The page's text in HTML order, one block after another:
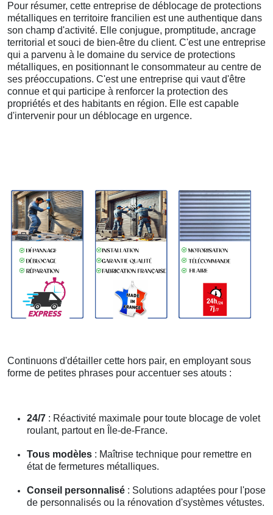
Pour résumer, cette entreprise de déblocage de protections
métalliques en territoire francilien est une authentique dans
son champ d'activité. Elle conjugue, promptitude, ancrage
territorial et souci de bien-être du client. C'est une entreprise
qui a parvenu à le domaine du service de protections
métalliques, en positionnant le consommateur au centre de
ses préoccupations. C'est une entreprise qui vaut d'être
connue et qui participe à renforcer la protection des
propriétés et des habitants en région. Elle est capable
d'intervenir pour un déblocage en urgence.
Continuons d'détailler cette hors pair, en employant sous
forme de petites phrases pour accentuer ses atouts :
24/7 : Réactivité maximale pour toute blocage de volet
roulant, partout en Île-de-France.
Tous modèles : Maîtrise technique pour remettre en
état de fermetures métalliques.
Conseil personnalisé : Solutions adaptées pour l'pose
de personnalisés ou la rénovation d'systèmes vétustes.